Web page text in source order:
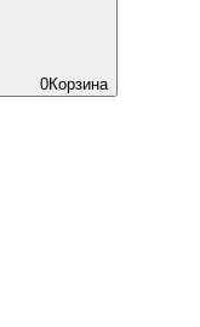
0Корзина